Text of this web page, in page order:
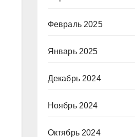
Февраль 2025
Январь 2025
Декабрь 2024
Ноябрь 2024
Октябрь 2024